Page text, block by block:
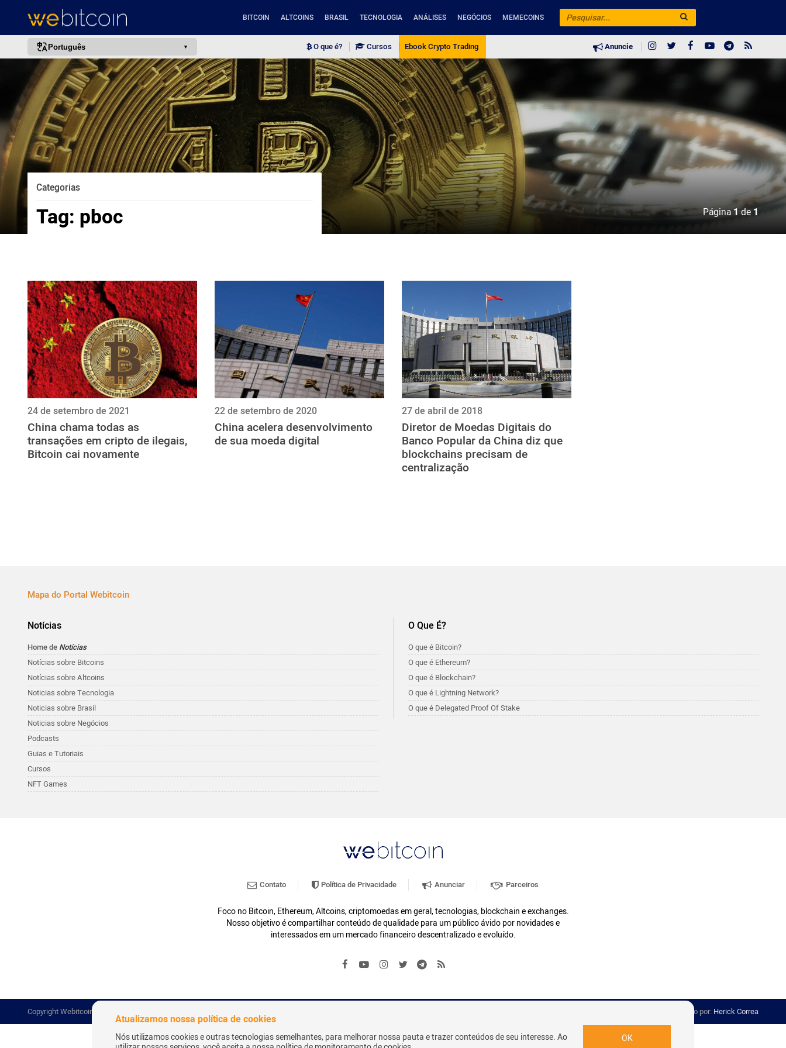
BITCOIN ALTCOINS BRASIL TECNOLOGIA ANÁLISES NEGÓCIOS MEMECOINS
Português
português (BR)
english
español
français
italiano
deutsch
русский
ქართული
polski
vietnamese
O que é? Cursos Ebook Crypto Trading Anuncie
Categorias
Tag: pboc Página1de 1
24 de setembro de 2021
China chama todas as
transações em cripto de ilegais,
Bitcoin cai novamente
22 de setembro de 2020
China acelera desenvolvimento
de sua moeda digital
27 de abril de 2018
Diretor de Moedas Digitais do
Banco Popular da China diz que
blockchains precisam de
centralização
Mapa do Portal Webitcoin
Notícias
Home de Notícias
Notícias sobre Bitcoins
Notícias sobre Altcoins
Noticias sobre Tecnologia
Noticias sobre Brasil
Noticias sobre Negócios
Podcasts
Guias e Tutoriais
Cursos
NFT Games
O Que É?
O que é Bitcoin?
O que é Ethereum?
O que é Blockchain?
O que é Lightning Network?
O que é Delegated Proof Of Stake
Contato Política de Privacidade Anunciar Parceiros
Foco no Bitcoin, Ethereum, Altcoins, criptomoedas em geral, tecnologias, blockchain e exchanges.
Nosso objetivo é compartilhar conteúdo de qualidade para um público ávido por novidades e
interessados em um mercado financeiro descentralizado e evoluído.
Copyright Webitcoin 2018 - Todos os Direitos Reservados Desenvolvido por: Herick Correa
Atualizamos nossa política de cookies
Nós utilizamos cookies e outras tecnologias semelhantes, para melhorar nossa pauta e trazer conteúdos de seu interesse. Ao
OK